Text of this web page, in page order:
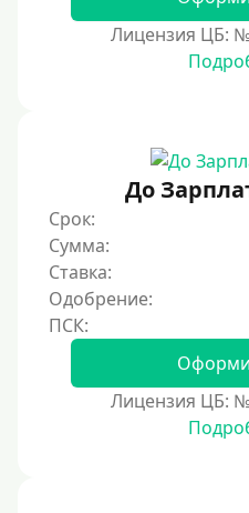
Лицензия ЦБ:
До
Срок:
Сумма:
Ставка:
Одобрение:
Лицензия ЦБ: